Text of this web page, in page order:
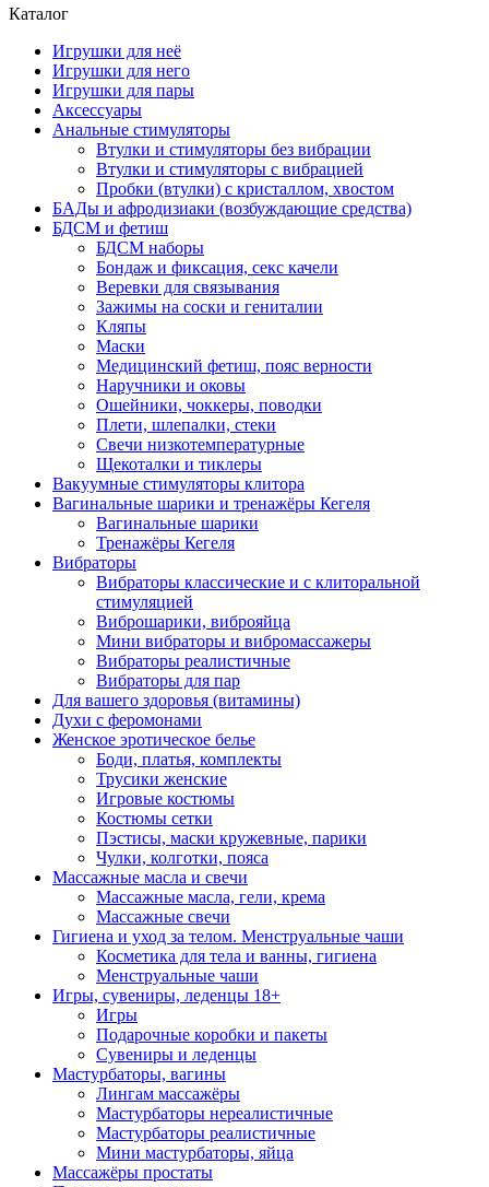
Каталог
Игрушки для неё
Игрушки для него
Игрушки для пары
Аксессуары
Анальные стимуляторы
Втулки и стимуляторы без вибрации
Втулки и стимуляторы с вибрацией
Пробки (втулки) с кристаллом, хвостом
БАДы и афродизиаки (возбуждающие средства)
БДСМ и фетиш
БДСМ наборы
Бондаж и фиксация, секс качели
Веревки для связывания
Зажимы на соски и гениталии
Кляпы
Маски
Медицинский фетиш, пояс верности
Наручники и оковы
Ошейники, чоккеры, поводки
Плети, шлепалки, стеки
Свечи низкотемпературные
Щекоталки и тиклеры
Вакуумные стимуляторы клитора
Вагинальные шарики и тренажёры Кегеля
Вагинальные шарики
Тренажёры Кегеля
Вибраторы
Вибраторы классические и с клиторальной
стимуляцией
Виброшарики, виброяйца
Мини вибраторы и вибромассажеры
Вибраторы реалистичные
Вибраторы для пар
Для вашего здоровья (витамины)
Духи с феромонами
Женское эротическое белье
Боди, платья, комплекты
Трусики женские
Игровые костюмы
Костюмы сетки
Пэстисы, маски кружевные, парики
Чулки, колготки, пояса
Массажные масла и свечи
Массажные масла, гели, крема
Массажные свечи
Гигиена и уход за телом. Менструальные чаши
Косметика для тела и ванны, гигиена
Менструальные чаши
Игры, сувениры, леденцы 18+
Игры
Подарочные коробки и пакеты
Сувениры и леденцы
Мастурбаторы, вагины
Лингам массажёры
Мастурбаторы нереалистичные
Мастурбаторы реалистичные
Мини мастурбаторы, яйца
Массажёры простаты